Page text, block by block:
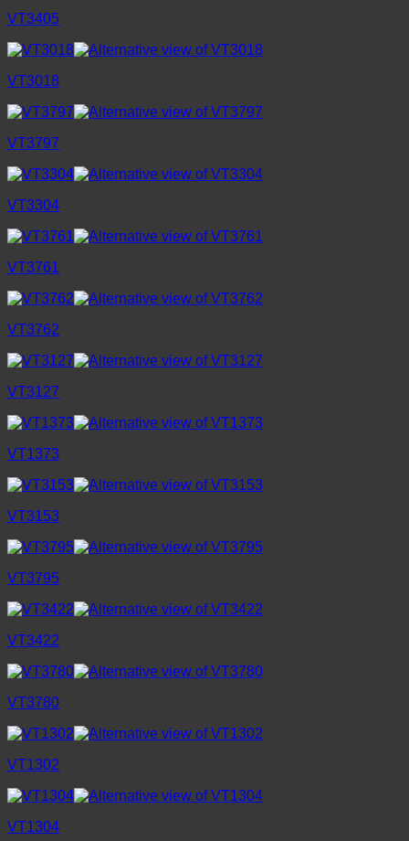
VT3405
VT3018
VT3797
VT3304
VT3761
VT3762
VT3127
VT1373
VT3153
VT3795
VT3422
VT3780
VT1302
VT1304